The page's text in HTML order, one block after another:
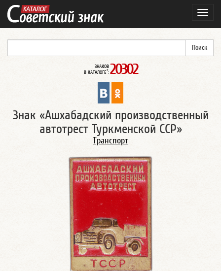
ЗНАКОВ
В КАТАЛОГЕ*: 20302
Знак «Ашхабадский производственный
автотрест Туркменской ССР»
Транспорт